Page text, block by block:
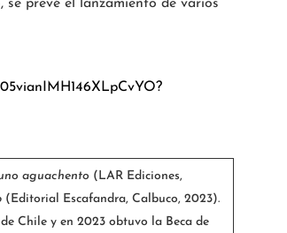
prevé el lanzamiento de varios
aguachento (LAR Ediciones,
(Editorial Escafandra, Calbuco, 2023).
Chile y en 2023 obtuvo la Beca de